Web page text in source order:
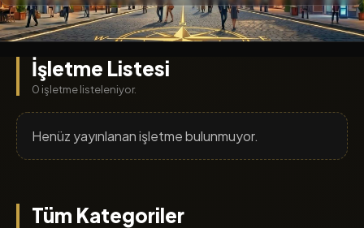
İşletme Listesi
0 işletme listeleniyor.
Henüz yayınlanan işletme bulunmuyor.
Tüm Kategoriler